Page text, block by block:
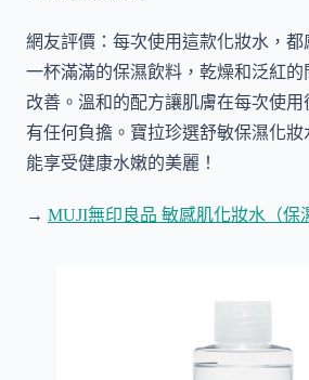
網友評價：每次使用這款化妝水，都
一杯滿滿的保濕飲料，乾燥和泛紅
改善。溫和的配方讓肌膚在每次使
有任何負擔。寶拉珍選舒敏保濕化
能享受健康水嫩的美麗！
→ MUJI無印良品 敏感肌化妝水（保